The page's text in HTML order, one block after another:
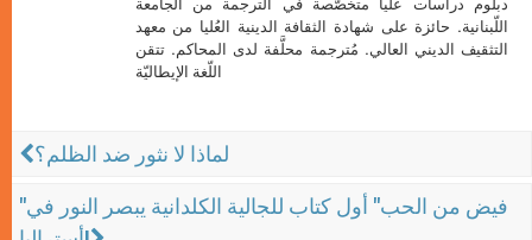
دبلوم دراسات عليا متخصّصة في الترجمة من الجامعة
اللّبنانية. حائزة على شهادة الثقافة الدينية العُليا من معهد
التثقيف الديني العالي. مُترجمة محلَّفة لدى المحاكم. تتقن
اللّغة الإيطاليّة
لماذا لا نثور ضد الظلم؟
"فيض من الحب" أول كتاب للجالية الكلدانية يبصر النور في